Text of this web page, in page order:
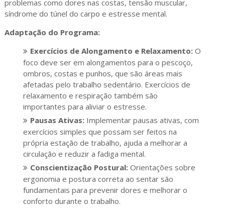
problemas como dores nas costas, tensão muscular,
síndrome do túnel do carpo e estresse mental.
Adaptação do Programa:
Exercícios de Alongamento e Relaxamento: O
foco deve ser em alongamentos para o pescoço,
ombros, costas e punhos, que são áreas mais
afetadas pelo trabalho sedentário. Exercícios de
relaxamento e respiração também são
importantes para aliviar o estresse.
Pausas Ativas: Implementar pausas ativas, com
exercícios simples que possam ser feitos na
própria estação de trabalho, ajuda a melhorar a
circulação e reduzir a fadiga mental.
Conscientização Postural: Orientações sobre
ergonomia e postura correta ao sentar são
fundamentais para prevenir dores e melhorar o
conforto durante o trabalho.